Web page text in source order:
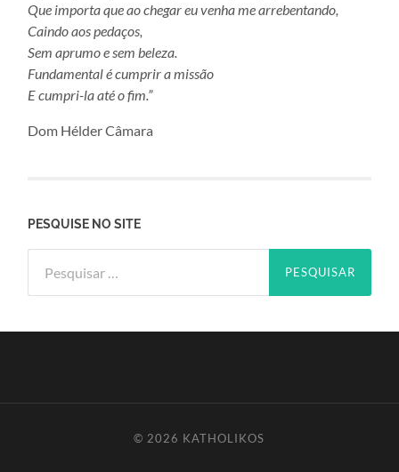
Que importa que ao chegar eu venha me arrebentando,
Caindo aos pedaços,
Sem aprumo e sem beleza.
Fundamental é cumprir a missão
E cumpri-la até o fim.”
Dom Hélder Câmara
PESQUISE NO SITE
por:
© 2026 KATHOLIKOS